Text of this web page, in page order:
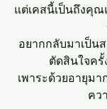
แต่เคสนี้เป็นถึงคุ
อยากกลับมาเป็น
ตัดสินใจค
เพาระด้วยอายุม
คว